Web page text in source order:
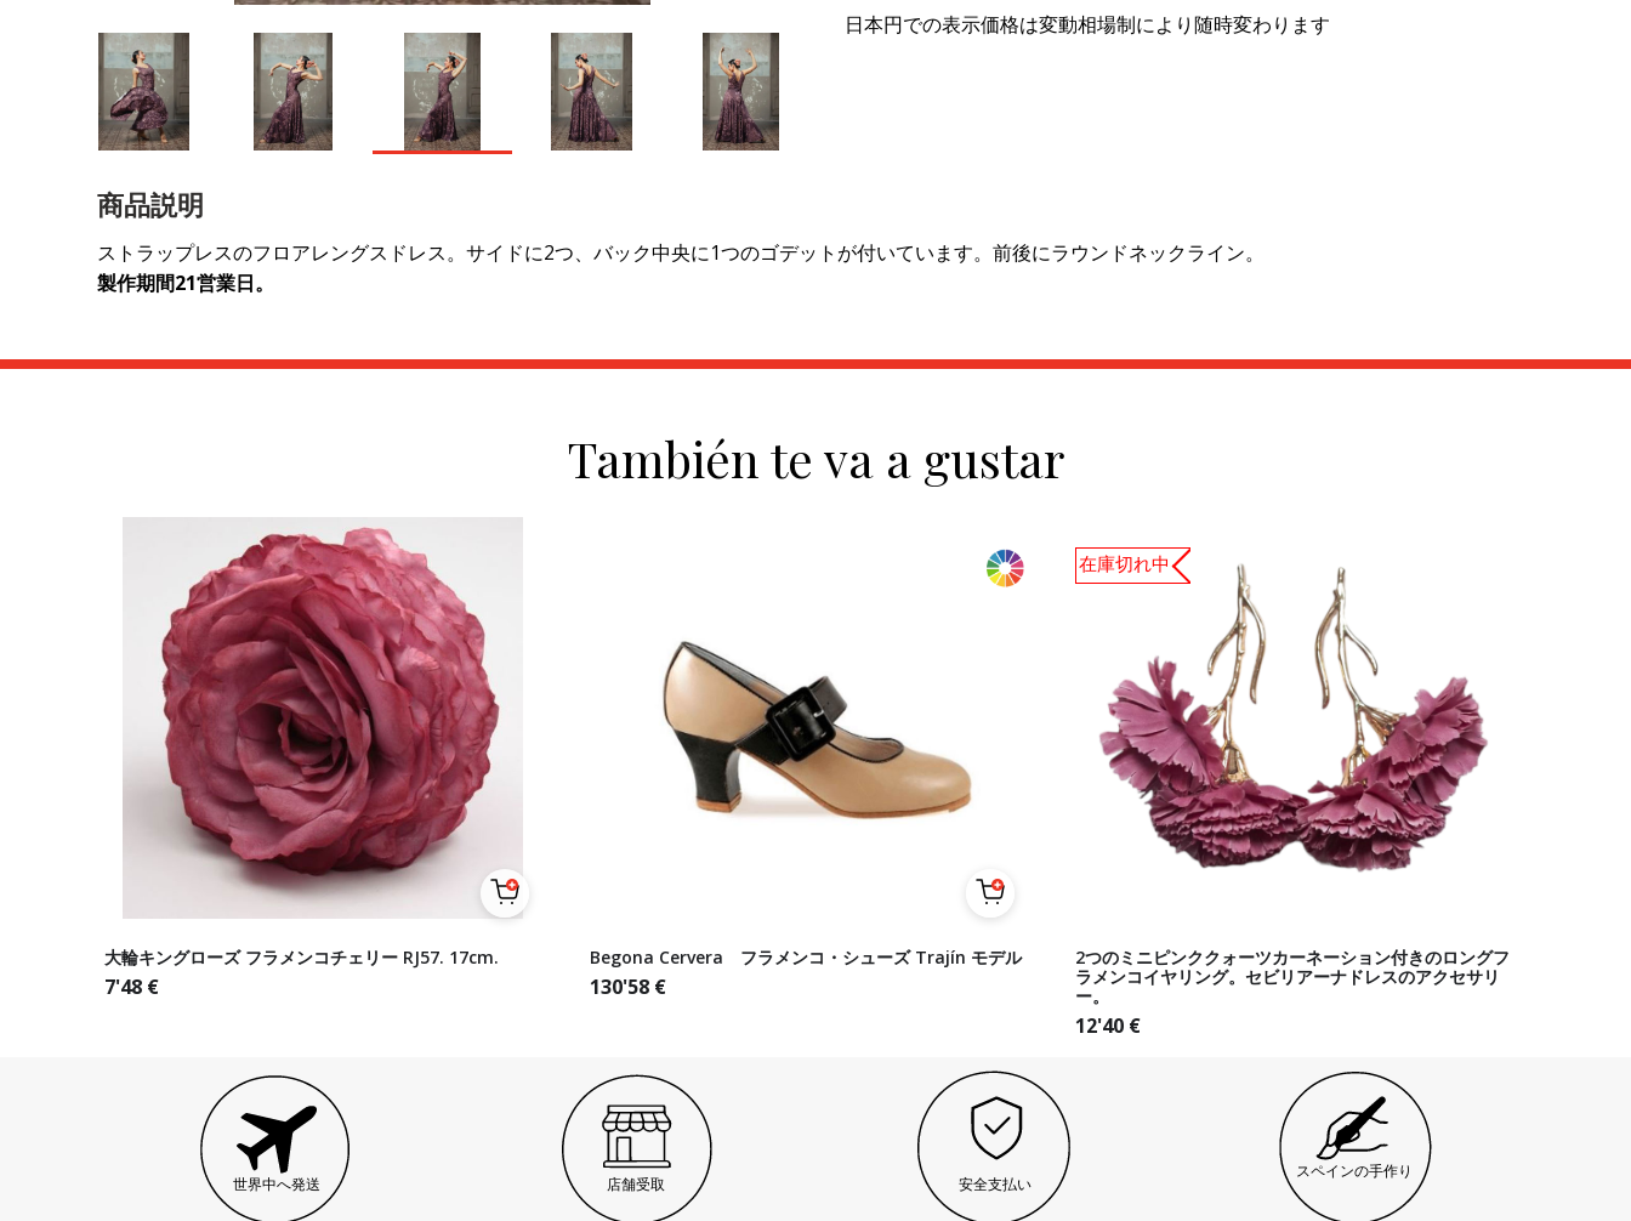
日本円での表示価格は変動相場制により随時変わります
商品説明
ストラップレスのフロアレングスドレス。サイドに2つ、バック中央に1つのゴデットが付いています。前後にラウンドネックライン。
製作期間21営業日。
También te va a gustar
大輪キングローズ フラメンコチェリー RJ57. 17cm.
7'48 €
Begona Cervera フラメンコ・シューズ Trajín モデル
130'58 €
2つのミニピンククォーツカーネーション付きのロングフ
ラメンコイヤリング。セビリアーナドレスのアクセサリ
ー。
12'40 €
在庫切れ中
世界中へ発送 店舗受取 安全支払い
スペインの手作り